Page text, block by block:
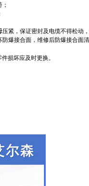
压紧，保证密封及电缆不得松动
防爆接合面，维修后防爆接合面
损坏应及时更换。